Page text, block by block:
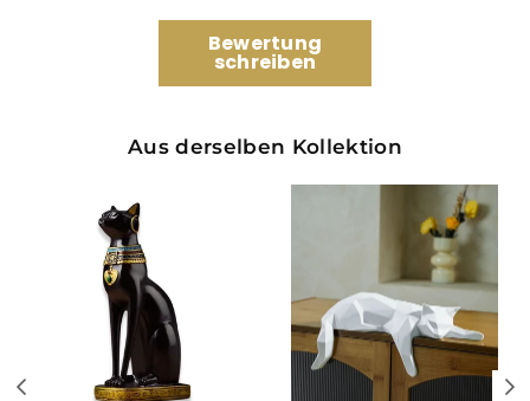
Bewertung
schreiben
Aus derselben Kollektion